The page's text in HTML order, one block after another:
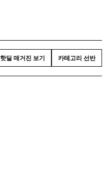
핫딜 매거진 보기 카테고리 선반